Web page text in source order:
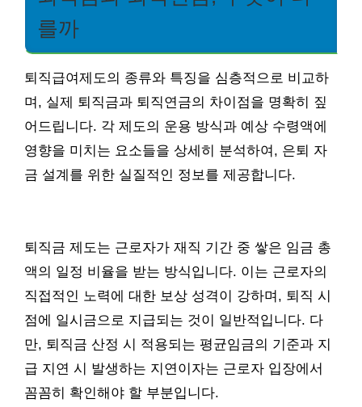
를까
퇴직급여제도의 종류와 특징을 심층적으로 비교하
며, 실제 퇴직금과 퇴직연금의 차이점을 명확히 짚
어드립니다. 각 제도의 운용 방식과 예상 수령액에
영향을 미치는 요소들을 상세히 분석하여, 은퇴 자
금 설계를 위한 실질적인 정보를 제공합니다.
퇴직금 제도는 근로자가 재직 기간 중 쌓은 임금 총
액의 일정 비율을 받는 방식입니다. 이는 근로자의
직접적인 노력에 대한 보상 성격이 강하며, 퇴직 시
점에 일시금으로 지급되는 것이 일반적입니다. 다
만, 퇴직금 산정 시 적용되는 평균임금의 기준과 지
급 지연 시 발생하는 지연이자는 근로자 입장에서
꼼꼼히 확인해야 할 부분입니다.